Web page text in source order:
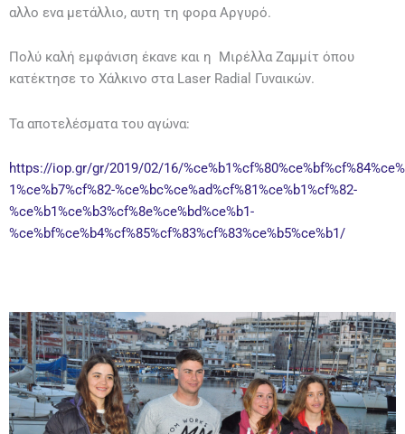
αλλο ενα μετάλλιο, αυτη τη φορα Αργυρό.
Πολύ καλή εμφάνιση έκανε και η Μιρέλλα Ζαμμίτ όπου
κατέκτησε το Χάλκινο στα Laser Radial Γυναικών.
Τα αποτελέσματα του αγώνα:
https://iop.gr/gr/2019/02/16/
1%ce%b7%cf%82-%ce%bc%ce%ad%cf%81%ce%b1%cf%82-
%ce%b1%ce%b3%cf%8e%ce%bd%ce%b1-
%ce%bf%ce%b4%cf%85%cf%83%cf%83%ce%b5%ce%b1/